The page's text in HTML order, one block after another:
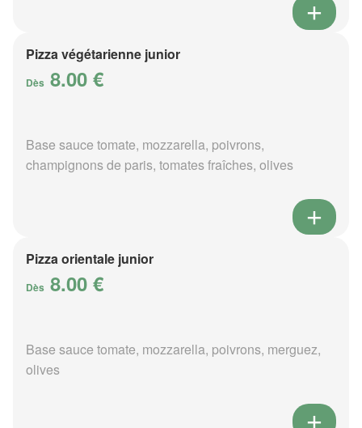
Pizza végétarienne junior
Dès 8.00 €
Base sauce tomate, mozzarella, poivrons,
champignons de paris, tomates fraîches, olives
Pizza orientale junior
Dès 8.00 €
Base sauce tomate, mozzarella, poivrons, merguez,
olives